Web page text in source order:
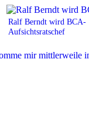
Ralf Berndt wird BCA-
Aufsichtsratschef